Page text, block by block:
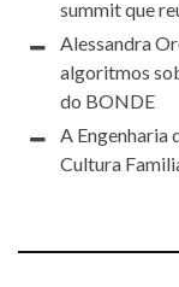
summit que
Alessandra
algoritmos
do BONDE
A Engenharia
Cultura